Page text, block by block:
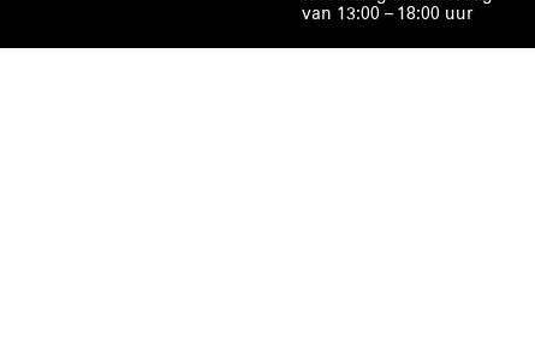
van 13:00 – 18:00 uur